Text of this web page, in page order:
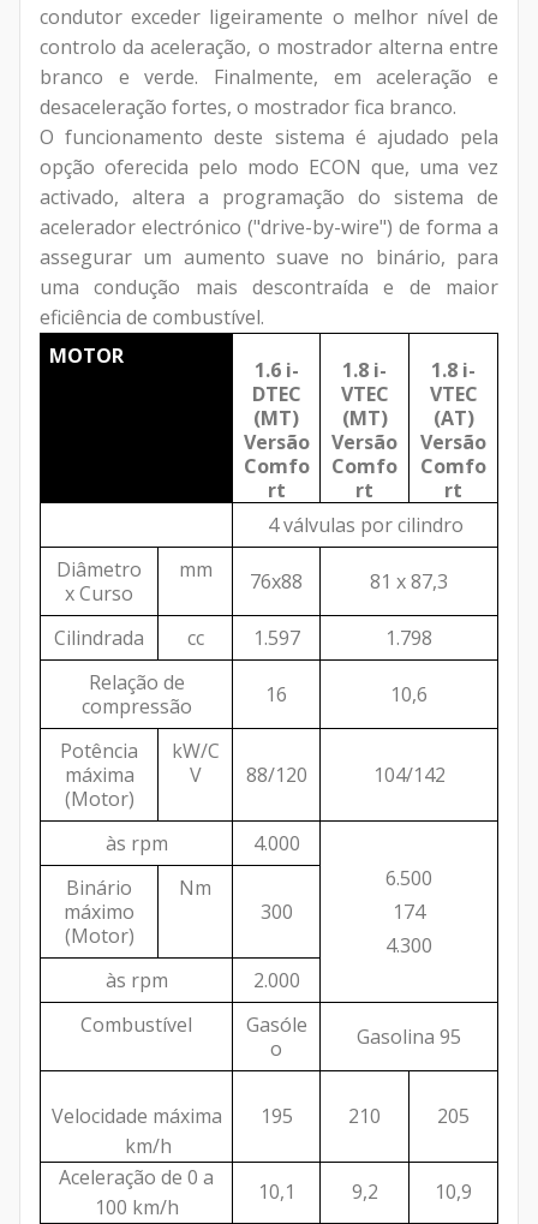
condutor exceder ligeiramente o melhor nível de
controlo da aceleração, o mostrador alterna entre
branco e verde. Finalmente, em aceleração e
desaceleração fortes, o mostrador fica branco.
O funcionamento deste sistema é ajudado pela
opção oferecida pelo modo ECON que, uma vez
activado, altera a programação do sistema de
acelerador electrónico ("drive-by-wire") de forma a
assegurar um aumento suave no binário, para
uma condução mais descontraída e de maior
eficiência de combustível.
MOTOR
1.6 i-
DTEC
(MT)
Versão
Comfo
rt
1.8 i-
VTEC
(MT)
Versão
Comfo
rt
1.8 i-
VTEC
(AT)
Versão
Comfo
rt
4 válvulas por cilindro
Diâmetro
x Curso
mm 76x88 81 x 87,3
Cilindrada cc 1.597
1.798
Relação de
compressão
16 10,6
Potência
máxima
(Motor)
kW/C
V
88/120 104/142
às rpm
4.000
6.500
174
4.300
Binário
máximo
(Motor)
Nm
300
às rpm
2.000
Combustível
Gasóle
o
Gasolina 95
Velocidade máxima
km/h
195 210 205
Aceleração de 0 a
100 km/h
10,1 9,2
10,9